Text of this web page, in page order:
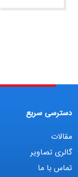
دسترسی سریع
مقالات
گالری تصاویر
تماس با ما